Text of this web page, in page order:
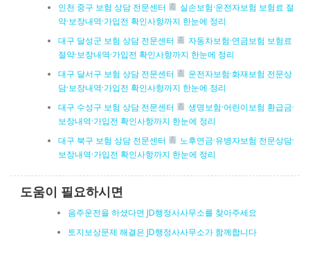
인천 중구 보험 상담 전문센터
실손보험·운전자보험 보험료 절
약·보장내역·가입전 확인사항까지 한눈에 정리
대구 달성군 보험 상담 전문센터
자동차보험·연금보험 보험료
절약·보장내역·가입전 확인사항까지 한눈에 정리
대구 달서구 보험 상담 전문센터
운전자보험·화재보험 전문상
담·보장내역·가입전 확인사항까지 한눈에 정리
대구 수성구 보험 상담 전문센터
생명보험·어린이보험 환급금·
보장내역·가입전 확인사항까지 한눈에 정리
대구 북구 보험 상담 전문센터
노후연금·유병자보험 전문상담·
보장내역·가입전 확인사항까지 한눈에 정리
도움이 필요하시면
음주운전을 하셨다면 JD행정사사무소를 찾아주세요
토지보상문제 해결은 JD행정사사무소가 함께합니다